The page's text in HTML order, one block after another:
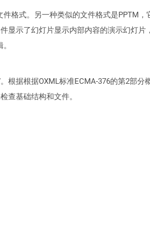
格式。另一种类似的文件格式是PPTM，
显示了幻灯片显示内部内容的演示幻灯片
据根据OXML标准ECMA-376的第2部分
查基础结构和文件。